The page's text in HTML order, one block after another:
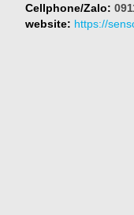
Cellphone/Zalo:
website: https://